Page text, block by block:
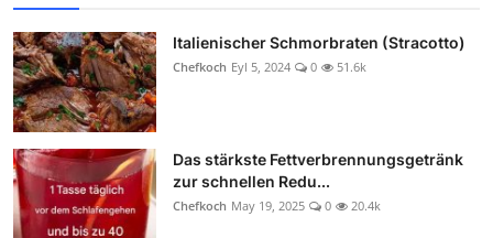
Italienischer Schmorbraten (Stracotto)
Chefkoch Eyl 5, 2024 0 51.6k
Das stärkste Fettverbrennungsgetränk
zur schnellen Redu...
Chefkoch May 19, 2025 0 20.4k